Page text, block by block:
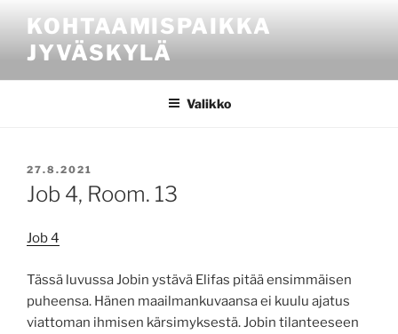
sisältöönKOHTAAMISPAIKKA
JYVÄSKYLÄ
Valikko
JULKAISTU
27.8.2021
Job 4, Room. 13
Job 4
Tässä luvussa Jobin ystävä Elifas pitää ensimmäisen
puheensa. Hänen maailmankuvaansa ei kuulu ajatus
viattoman ihmisen kärsimyksestä. Jobin tilanteeseen